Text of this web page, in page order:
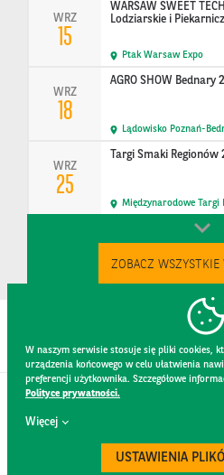
WRZ
15
WARSAW SWEET
Lodziarskie i
Ptak Warsaw Expo
WRZ
18
AGRO SHOW Bednary
Lądowisko Poznań-
WRZ
25
Targi Smaki Regionów
Międzynarodowe Targi
ZOBACZ WSZYSTKIE
W naszym serwisie stosuje się pliki cookies,
urządzenia końcowego w celu ułatwienia
preferencji użytkownika. Szczegółowe
Polityce prywatności.
Więcej
USTAWIENIA
REGULAMIN STRONY
POLITYKA PRYWATNOŚCI